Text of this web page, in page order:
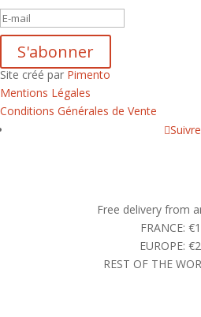
S'abonner
Site créé par Pimento
Mentions Légales
Conditions Générales de Vente
Suivre
Free delivery from
FRANCE:
EUROPE:
REST OF THE